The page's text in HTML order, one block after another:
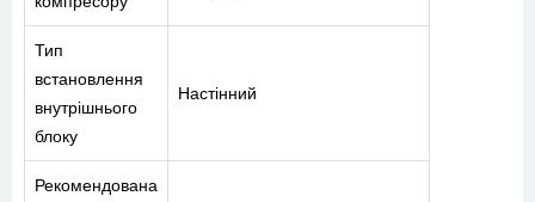
Тип
встановлення
внутрішнього
блоку
Настінний
Рекомендована